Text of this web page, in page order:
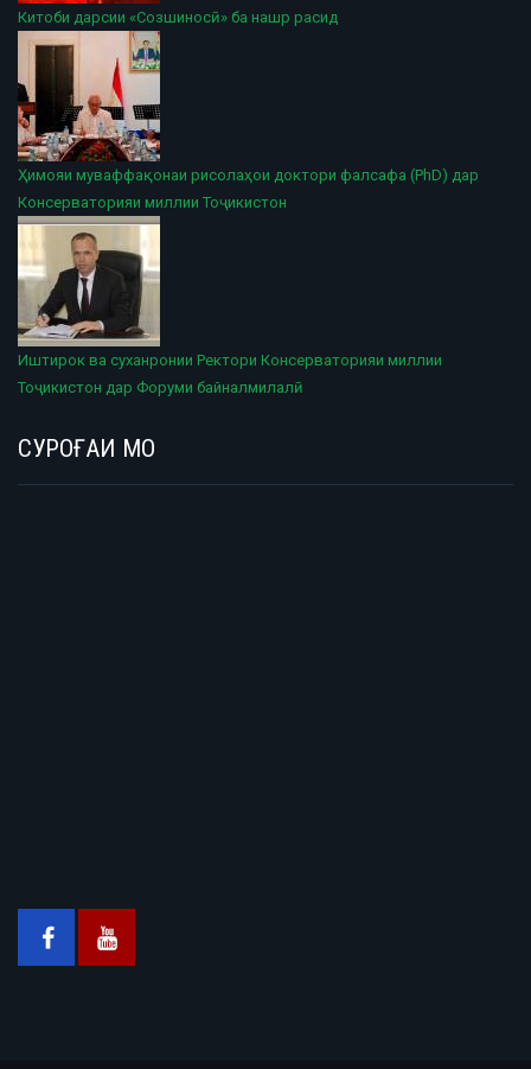
Китоби дарсии «Созшиносӣ» ба нашр расид
Ҳимояи муваффақонаи рисолаҳои доктори фалсафа (PhD) дар
Консерваторияи миллии Тоҷикистон
Иштирок ва суханронии Ректори Консерваторияи миллии
Тоҷикистон дар Форуми байналмилалӣ
СУРОҒАИ МО